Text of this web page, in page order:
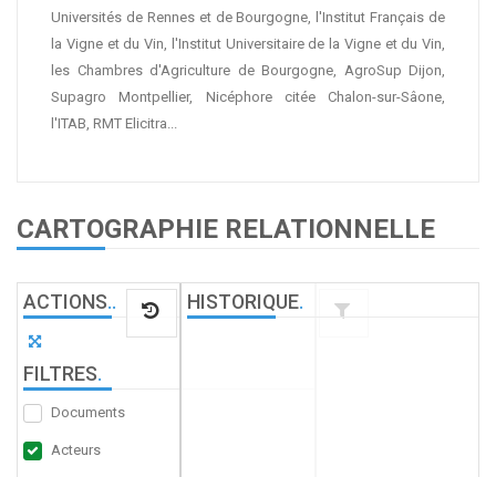
Universités de Rennes et de Bourgogne, l'Institut Français de
la Vigne et du Vin, l'Institut Universitaire de la Vigne et du Vin,
les Chambres d'Agriculture de Bourgogne, AgroSup Dijon,
Supagro Montpellier, Nicéphore citée Chalon-sur-Sâone,
l'ITAB, RMT Elicitra...
CARTOGRAPHIE RELATIONNELLE
ACTIONS..
FILTRES.
Documents
Acteurs
HISTORIQUE.